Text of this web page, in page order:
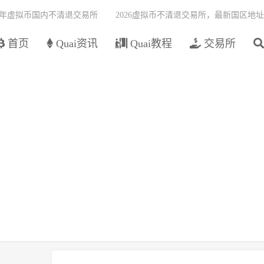
首页 Quai资讯 Quai教程 交易所
虚拟币国内不清退交易所 2026虚拟币不清退交易所，最新国区地址